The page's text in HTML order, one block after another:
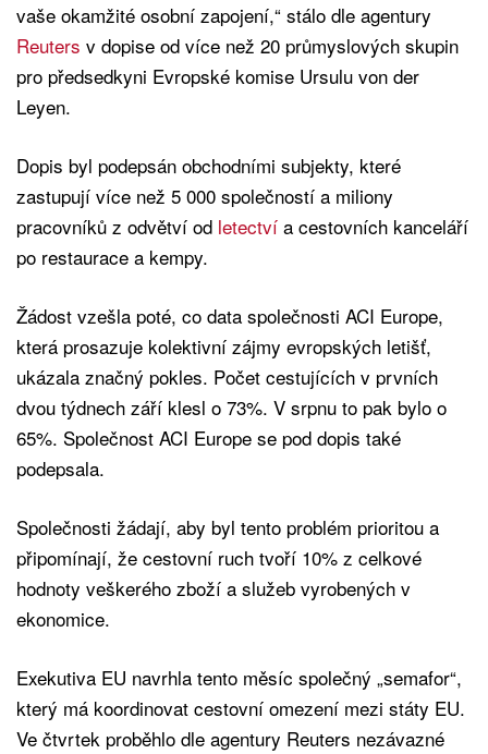
vaše okamžité osobní zapojení,“ stálo dle agentury
Reuters v dopise od více než 20 průmyslových skupin
pro předsedkyni Evropské komise Ursulu von der
Leyen.
Dopis byl podepsán obchodními subjekty, které
zastupují více než 5 000 společností a miliony
pracovníků z odvětví od letectví a cestovních kanceláří
po restaurace a kempy.
Žádost vzešla poté, co data společnosti ACI Europe,
která prosazuje kolektivní zájmy evropských letišť,
ukázala značný pokles. Počet cestujících v prvních
dvou týdnech září klesl o 73%. V srpnu to pak bylo o
65%. Společnost ACI Europe se pod dopis také
podepsala.
Společnosti žádají, aby byl tento problém prioritou a
připomínají, že cestovní ruch tvoří 10% z celkové
hodnoty veškerého zboží a služeb vyrobených v
ekonomice.
Exekutiva EU navrhla tento měsíc společný „semafor“,
který má koordinovat cestovní omezení mezi státy EU.
Ve čtvrtek proběhlo dle agentury Reuters nezávazné